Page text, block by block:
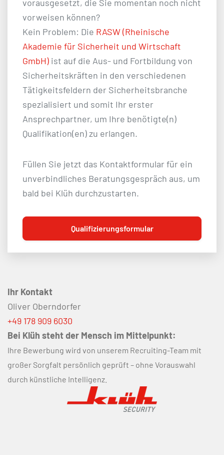
vorausgesetzt, die Sie momentan noch nicht
vorweisen können?
Kein Problem: Die RASW (Rheinische
Akademie für Sicherheit und Wirtschaft
GmbH) ist auf die Aus- und Fortbildung von
Sicherheitskräften in den verschiedenen
Tätigkeitsfeldern der Sicherheitsbranche
spezialisiert und somit Ihr erster
Ansprechpartner, um Ihre benötigte(n)
Qualifikation(en) zu erlangen.
Füllen Sie jetzt das Kontaktformular für ein
unverbindliches Beratungsgespräch aus, um
bald bei Klüh durchzustarten.
Qualifizierungsformular
Ihr Kontakt
Oliver Oberndorfer
+49 178 909 6030
Bei Klüh steht der Mensch im Mittelpunkt:
Ihre Bewerbung wird von unserem Recruiting-Team mit
großer Sorgfalt persönlich geprüft – ohne Vorauswahl
durch künstliche Intelligenz.